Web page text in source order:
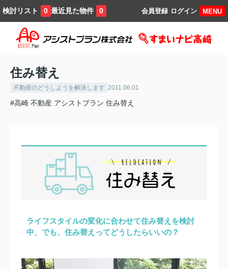
検討リスト 0 最近見た物件 0 MENU
ログイン
会員登録
住み替え
不動産のどうしようを解決します 2011.06.01
#高崎 不動産 アシストプラン 住み替え
ライフスタイルの変化に合わせて住み替えを検討
中、でも、住み替えってどうしたらいいの？